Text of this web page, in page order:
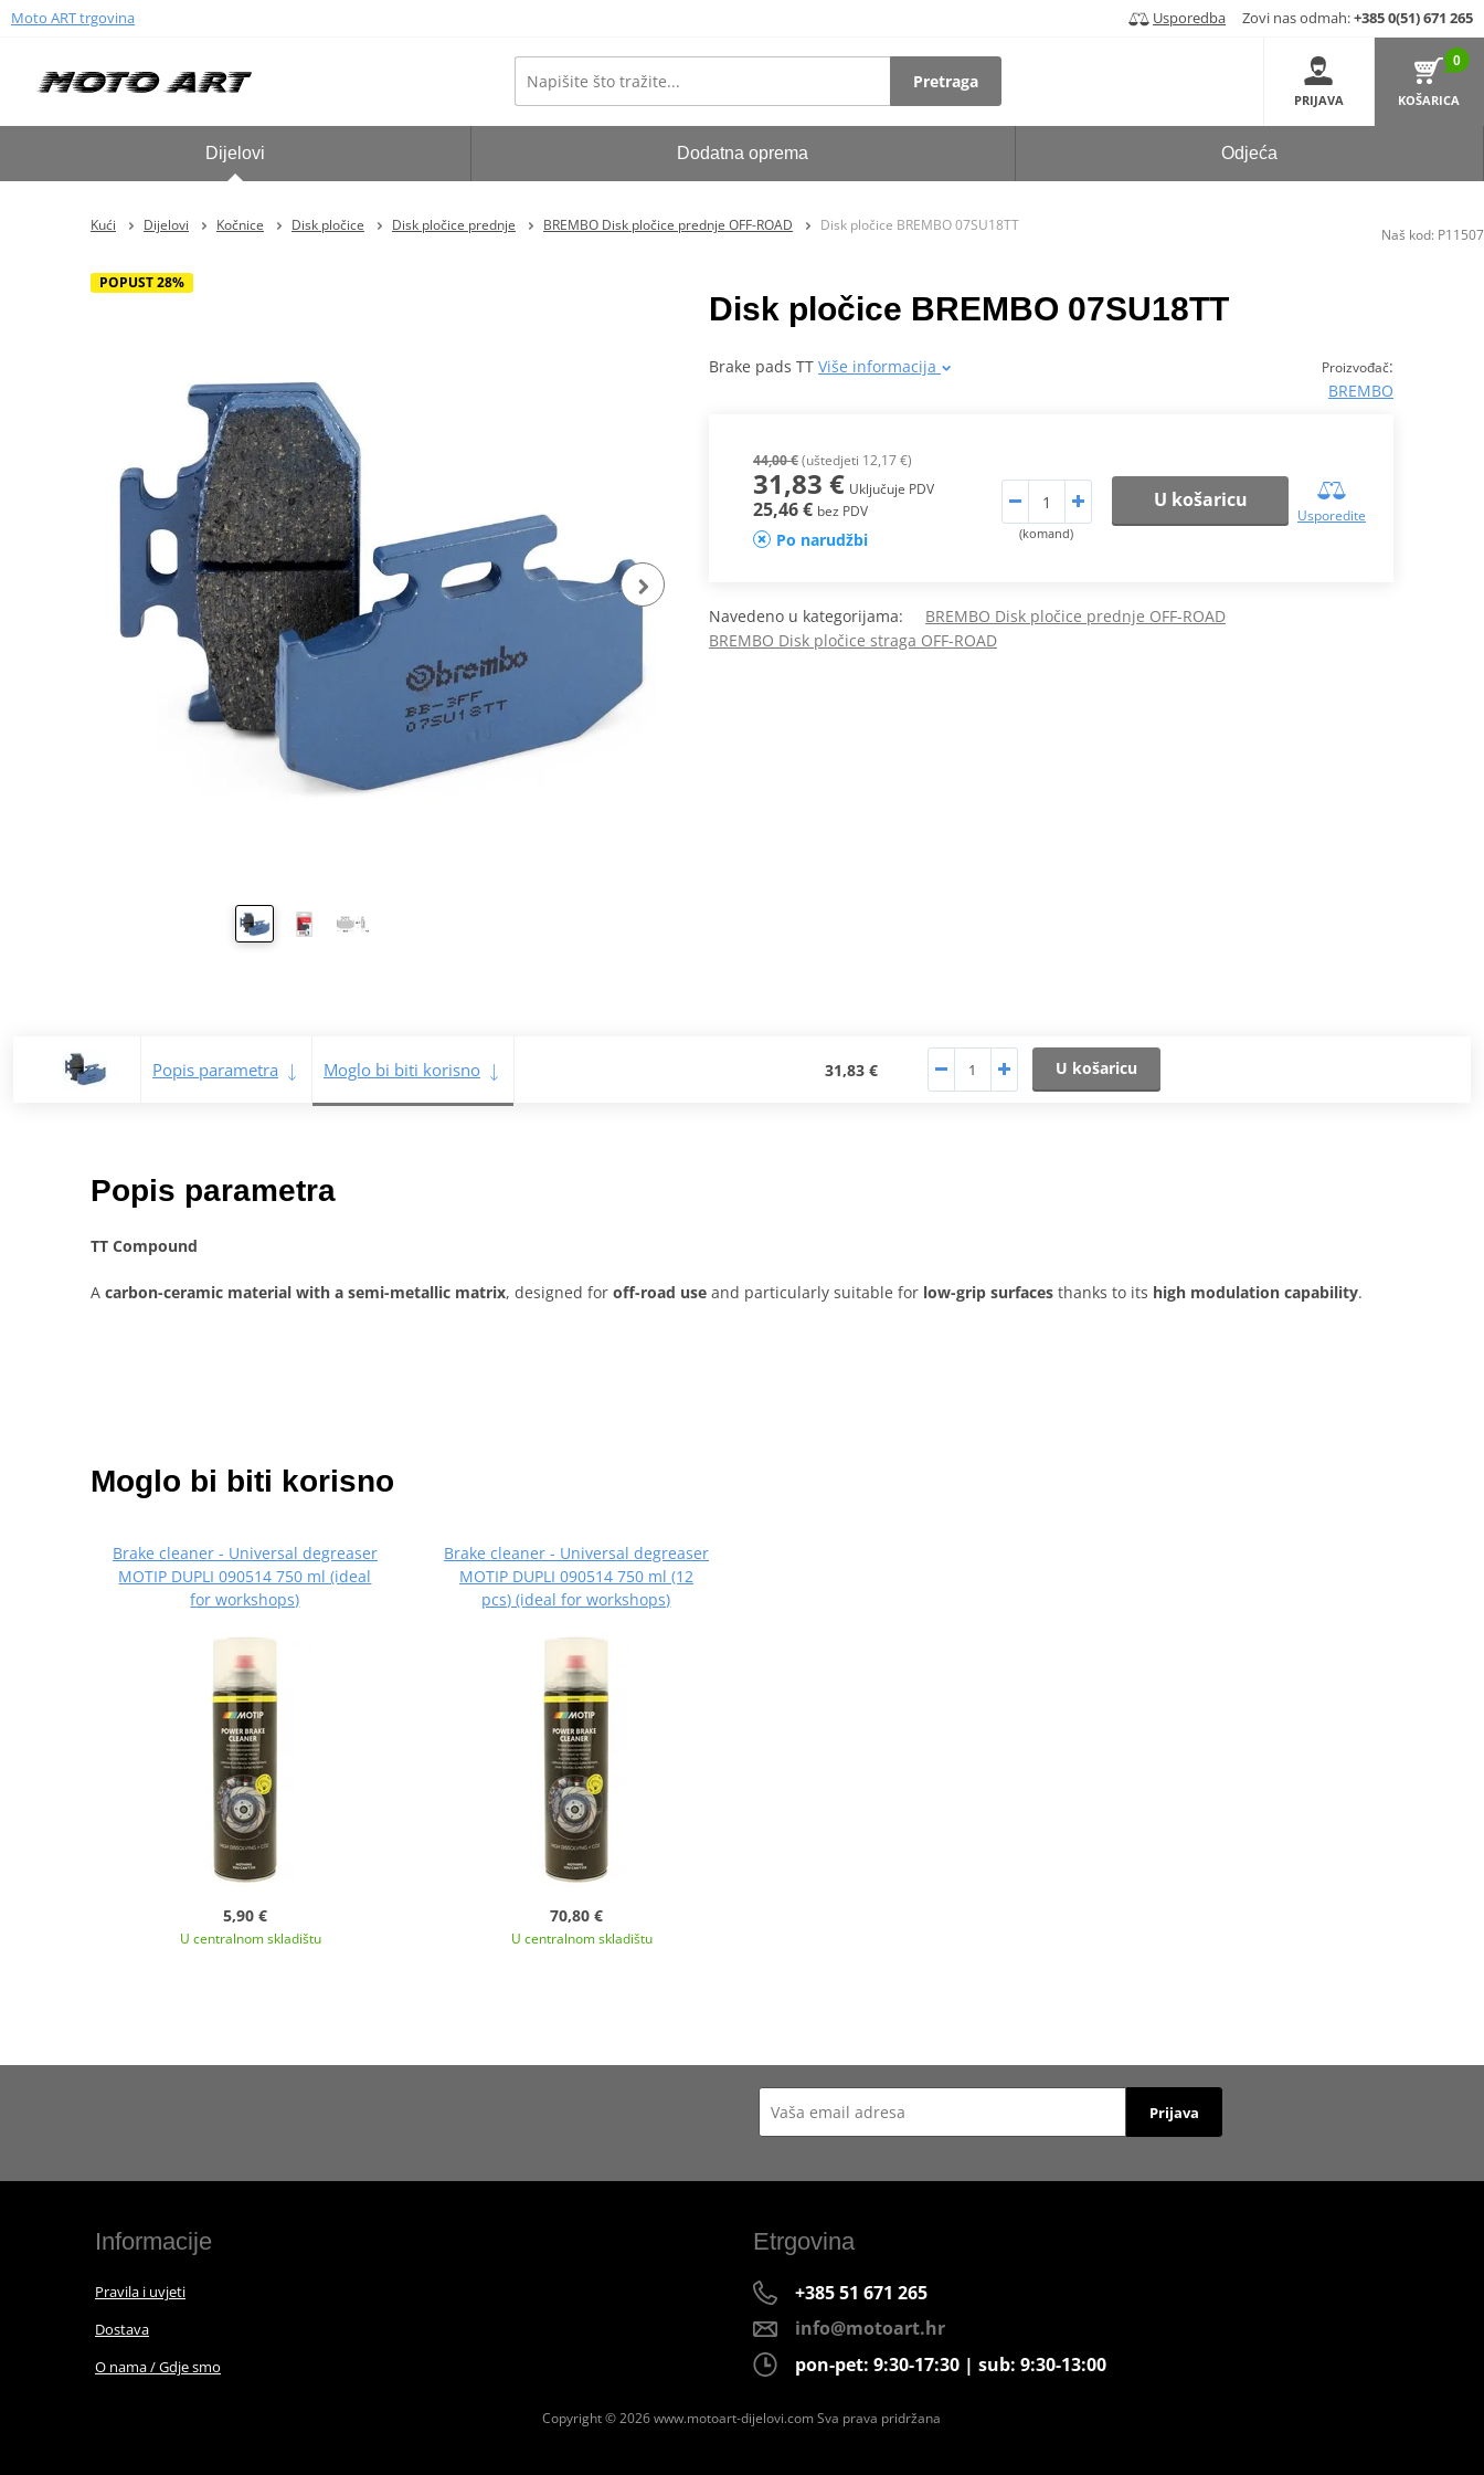
Moto ART trgovina Usporedba Zovi nas odmah:+385 0(51) 671 265
Pretraga
PRIJAVA
0
KOŠARICA
Dijelovi Dodatna oprema Odjeća
Kući Dijelovi Kočnice Disk pločice Disk pločice prednje BREMBO Disk pločice prednje OFF-ROAD Disk pločice BREMBO 07SU18TT
POPUST 28%
Disk pločice BREMBO 07SU18TT
Proizvođač:
BREMBO
Brake pads TT Više informacija
44,00 €(uštedjeti 12,17 €)
31,83 € Uključuje PDV
25,46 € bez PDV
Po narudžbi (komand)
U košaricu
Usporedite
Navedeno u kategorijama: BREMBO Disk pločice prednje OFF-ROAD
BREMBO Disk pločice straga OFF-ROAD
Popis parametra Moglo bi biti korisno 31,83 € U košaricu
Popis parametra
TT Compound
A carbon-ceramic material with a semi-metallic matrix, designed for off-road use and particularly suitable for low-grip surfaces thanks to its high modulation capability.
Naš kod: P11507
Moglo bi biti korisno
Brake cleaner - Universal degreaser
MOTIP DUPLI 090514 750 ml (ideal
for workshops)
5,90 €
U centralnom skladištu
Brake cleaner - Universal degreaser
MOTIP DUPLI 090514 750 ml (12
pcs) (ideal for workshops)
70,80 €
U centralnom skladištu
Prijava
Informacije
Pravila i uvjeti
Dostava
O nama / Gdje smo
Etrgovina
+385 51 671 265
info@motoart.hr
pon-pet: 9:30-17:30 | sub: 9:30-13:00
Copyright © 2026 www.motoart-dijelovi.com Sva prava pridržana